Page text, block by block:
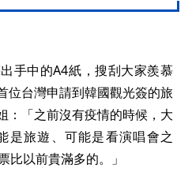
手中的A4紙，搜刮大家羨慕
位台灣申請到韓國觀光簽的旅
：「之前沒有疫情的時候，大
是旅遊、可能是看演唱會之
比以前貴滿多的。」